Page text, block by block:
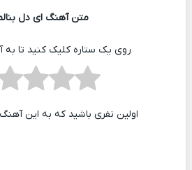
متن آهنگ ای دل
روی یک ستاره کلیک کنید تا به
اولین نفری باشید که به این